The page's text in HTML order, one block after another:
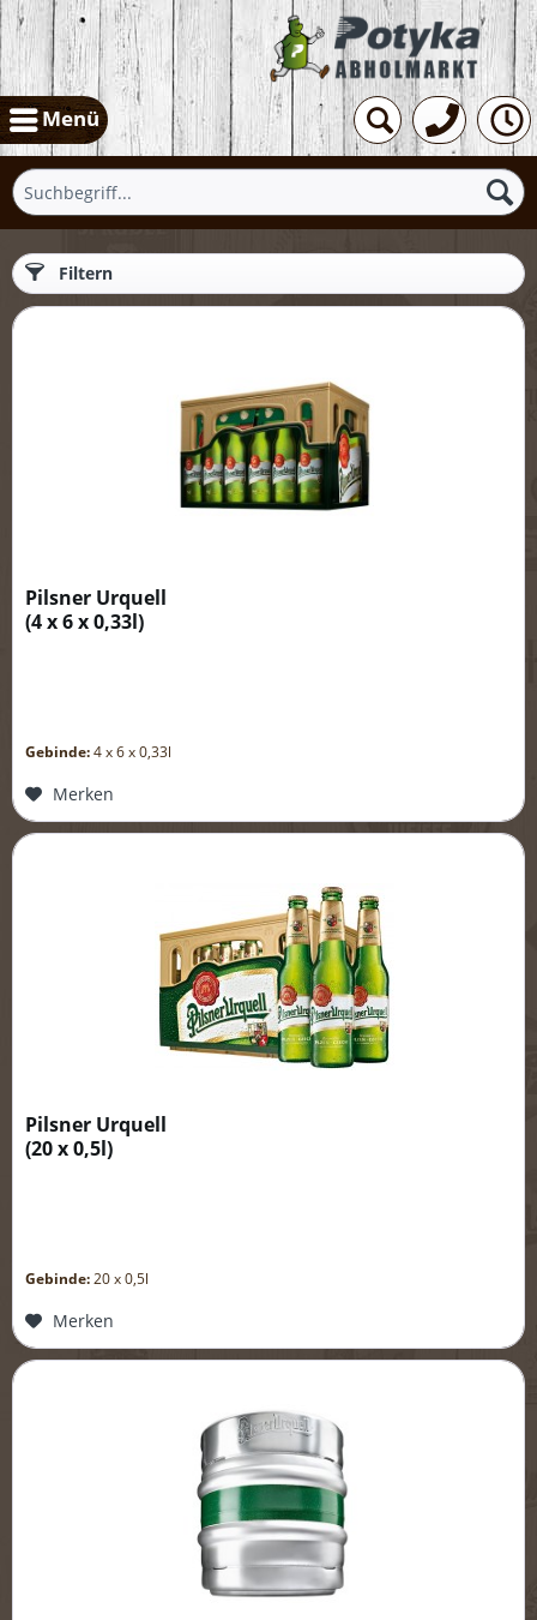
Menü
Filtern
Pilsner Urquell
(4 x 6 x 0,33l)
Gebinde:4 x 6 x 0,33l
Merken
Pilsner Urquell
(20 x 0,5l)
Gebinde:20 x 0,5l
Merken